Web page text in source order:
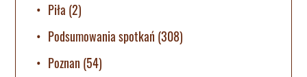
Piła (2)
Podsumowania spotkań (308)
Poznan (54)